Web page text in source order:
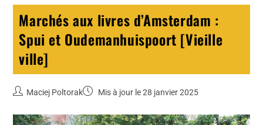
Marchés aux livres d’Amsterdam :
Spui et Oudemanhuispoort [Vieille
ville]
Maciej Poltorak Mis à jour le 28 janvier 2025